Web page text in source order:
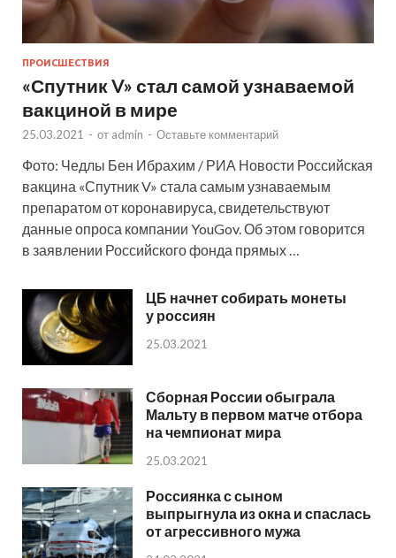
ПРОИСШЕСТВИЯ
«Спутник V» стал самой узнаваемой
вакциной в мире
25.03.2021 - от admin - Оставьте комментарий
Фото: Чедлы Бен Ибрахим / РИА Новости Российская
вакцина «Спутник V» стала самым узнаваемым
препаратом от коронавируса, свидетельствуют
данные опроса компании YouGov. Об этом говорится
в заявлении Российского фонда прямых …
ЦБ начнет собирать монеты
у россиян
25.03.2021
Сборная России обыграла
Мальту в первом матче отбора
на чемпионат мира
25.03.2021
Россиянка с сыном
выпрыгнула из окна и спаслась
от агрессивного мужа